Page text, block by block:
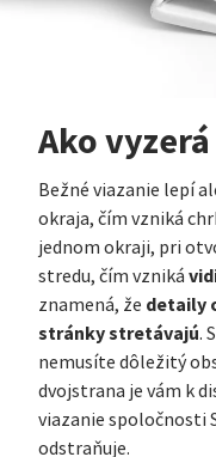
Ako
Bežné viazanie lepí
okraja, čím vzniká
jednom okraji, pri
stredu, čím vzniká
znamená, že detaily
stránky stretávajú.
nemusíte dôležitý
dvojstrana je vám k
viazanie spoločnosti
odstraňuje.